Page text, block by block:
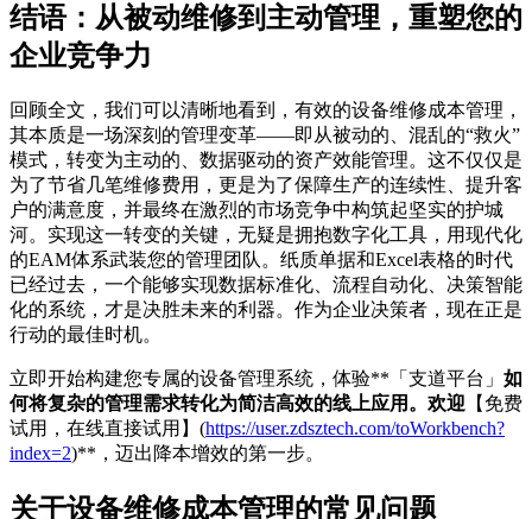
结语：从被动维修到主动管理，重塑您的
企业竞争力
回顾全文，我们可以清晰地看到，有效的设备维修成本管理，
其本质是一场深刻的管理变革——即从被动的、混乱的“救火”
模式，转变为主动的、数据驱动的资产效能管理。这不仅仅是
为了节省几笔维修费用，更是为了保障生产的连续性、提升客
户的满意度，并最终在激烈的市场竞争中构筑起坚实的护城
河。实现这一转变的关键，无疑是拥抱数字化工具，用现代化
的EAM体系武装您的管理团队。纸质单据和Excel表格的时代
已经过去，一个能够实现数据标准化、流程自动化、决策智能
化的系统，才是决胜未来的利器。作为企业决策者，现在正是
行动的最佳时机。
立即开始构建您专属的设备管理系统，体验**「支道平台」 如
何将复杂的管理需求转化为简洁高效的线上应用。欢迎 【免费
试用，在线直接试用】(https://user.zdsztech.com/toWorkbench?
index=2)**，迈出降本增效的第一步。
关于设备维修成本管理的常见问题